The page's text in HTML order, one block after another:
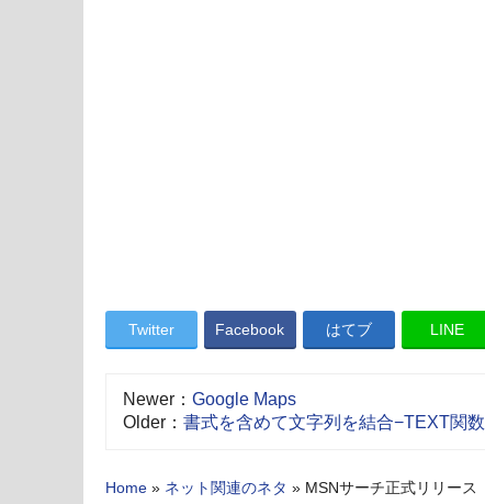
Twitter Facebook はてブ LINE
Newer： Google Maps
Older： 書式を含めて文字列を結合−TEXT関数
Home » ネット関連のネタ » MSNサーチ正式リリース